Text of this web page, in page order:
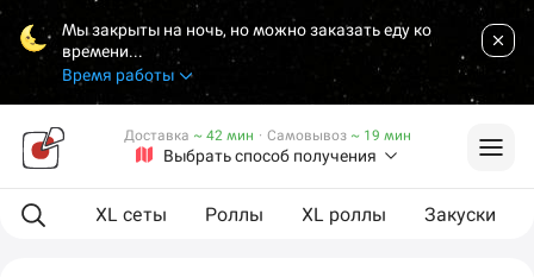
Мы закрыты на ночь, но можно заказать еду ко
времени...
Время работы
Выбрать способ получения
Доставка ~ 42 мин · Самовывоз ~ 19 мин
еда XL сеты Роллы XL роллы Закуски